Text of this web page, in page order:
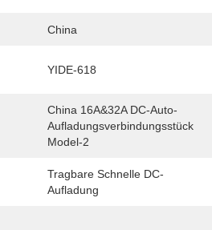
China
YIDE-618
China 16A&32A DC-Auto-
Aufladungsverbindungsstück
Model-2
Tragbare Schnelle DC-
Aufladung